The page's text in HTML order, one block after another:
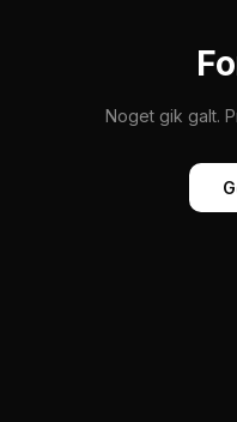
Noget gik galt.